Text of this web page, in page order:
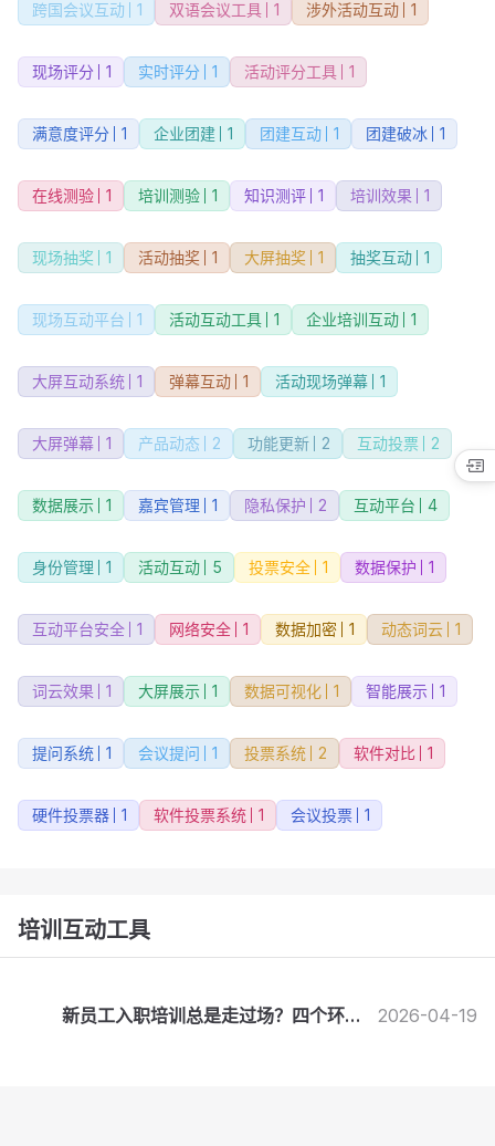
跨国会议互动 1 双语会议工具 1 涉外活动互动 1
现场评分 1 实时评分 1 活动评分工具 1
满意度评分 1 企业团建 1 团建互动 1 团建破冰 1
在线测验 1 培训测验 1 知识测评 1 培训效果 1
现场抽奖 1 活动抽奖 1 大屏抽奖 1 抽奖互动 1
现场互动平台 1 活动互动工具 1 企业培训互动 1
大屏互动系统 1 弹幕互动 1 活动现场弹幕 1
大屏弹幕 1 产品动态 2 功能更新 2 互动投票 2
数据展示 1 嘉宾管理 1 隐私保护 2 互动平台 4
身份管理 1 活动互动 5 投票安全 1 数据保护 1
互动平台安全 1 网络安全 1 数据加密 1 动态词云 1
词云效果 1 大屏展示 1 数据可视化 1 智能展示 1
提问系统 1 会议提问 1 投票系统 2 软件对比 1
硬件投票器 1 软件投票系统 1 会议投票 1
培训互动工具
新员工入职培训总是走过场？四个环节
2026-04-19